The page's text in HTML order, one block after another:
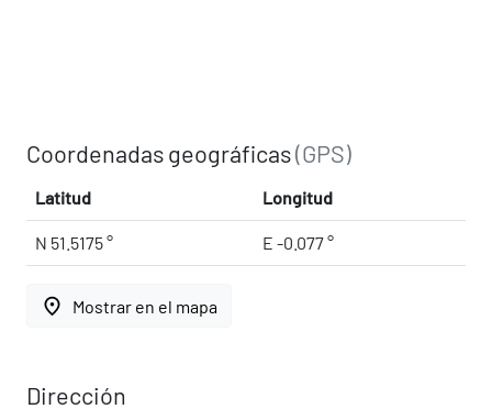
Coordenadas geográficas(GPS)
Latitud Longitud
N 51.5175 ° E -0.077 °
place Mostrar en el mapa
Dirección